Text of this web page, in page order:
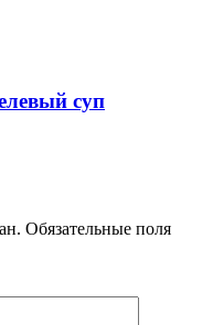
суп
Обязательные поля